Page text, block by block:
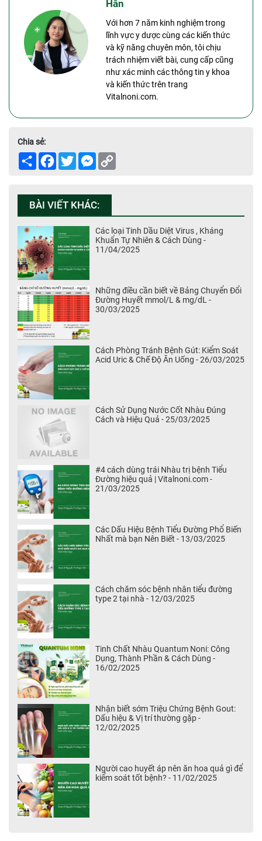
Hân
Với hơn 7 năm kinh nghiệm trong
lĩnh vực y dược cùng các kiến thức
và kỹ năng chuyên môn, tôi chịu
trách nhiệm viết bài, cung cấp cũng
như xác minh các thông tin y khoa
và kiến thức trên trang
Vitalnoni.com.
Chia sẻ:
Share Facebook
TwitterMessenger
BÀI VIẾT KHÁC:
Các loại Tinh Dầu Diệt Virus , Kháng
Khuẩn Tự Nhiên & Cách Dùng -
11/04/2025
Những điều cần biết về Bảng Chuyển Đổi
Đường Huyết mmol/L & mg/dL -
30/03/2025
Cách Phòng Tránh Bệnh Gút: Kiểm Soát
Acid Uric & Chế Độ Ăn Uống - 26/03/2025
Cách Sử Dụng Nước Cốt Nhàu Đúng
Cách và Hiệu Quả - 25/03/2025
#4 cách dùng trái Nhàu trị bệnh Tiểu
Đường hiệu quả | Vitalnoni.com -
21/03/2025
Các Dấu Hiệu Bệnh Tiểu Đường Phổ Biến
Nhất mà bạn Nên Biết - 13/03/2025
Cách chăm sóc bệnh nhân tiểu đường
type 2 tại nhà - 12/03/2025
Tinh Chất Nhàu Quantum Noni: Công
Dụng, Thành Phần & Cách Dùng -
16/02/2025
Nhận biết sớm Triệu Chứng Bệnh Gout:
Dấu hiệu & Vị trí thường gặp -
12/02/2025
Người cao huyết áp nên ăn hoa quả gì để
kiểm soát tốt bệnh? - 11/02/2025